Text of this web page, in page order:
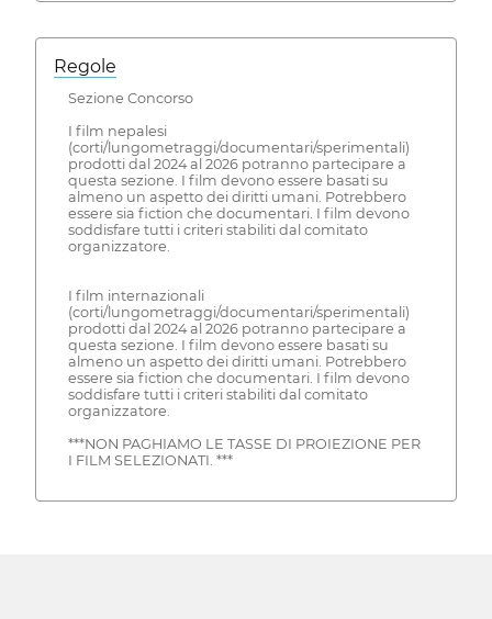
Regole
Sezione Concorso
I film nepalesi
(corti/lungometraggi/documentari/sperimentali)
prodotti dal 2024 al 2026 potranno partecipare a
questa sezione. I film devono essere basati su
almeno un aspetto dei diritti umani. Potrebbero
essere sia fiction che documentari. I film devono
soddisfare tutti i criteri stabiliti dal comitato
organizzatore.
I film internazionali
(corti/lungometraggi/documentari/sperimentali)
prodotti dal 2024 al 2026 potranno partecipare a
questa sezione. I film devono essere basati su
almeno un aspetto dei diritti umani. Potrebbero
essere sia fiction che documentari. I film devono
soddisfare tutti i criteri stabiliti dal comitato
organizzatore.
***NON PAGHIAMO LE TASSE DI PROIEZIONE PER
I FILM SELEZIONATI. ***